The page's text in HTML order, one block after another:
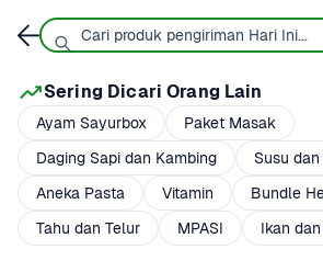
Sering Dicari Orang Lain
Ayam Sayurbox
Paket Masak
Daging Sapi dan Kambing
Susu
Aneka Pasta
Vitamin
Bundle
Tahu dan Telur
MPASI Ikan